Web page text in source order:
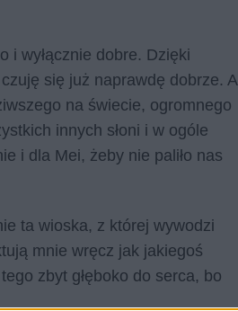
i wyłącznie dobre. Dzięki
się już naprawdę dobrze. A
na świecie, ogromnego
innych słoni i w ogóle
i dla Mei, żeby nie paliło nas
ta wioska, z której wywodzi
mnie wręcz jak jakiegoś
zbyt głęboko do serca, bo